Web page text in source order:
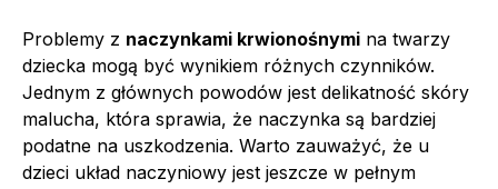
Problemy z naczynkami krwionośnymi na twarzy
dziecka mogą być wynikiem różnych czynników.
Jednym z głównych powodów jest delikatność skóry
malucha, która sprawia, że naczynka są bardziej
podatne na uszkodzenia. Warto zauważyć, że u
dzieci układ naczyniowy jest jeszcze w pełnym